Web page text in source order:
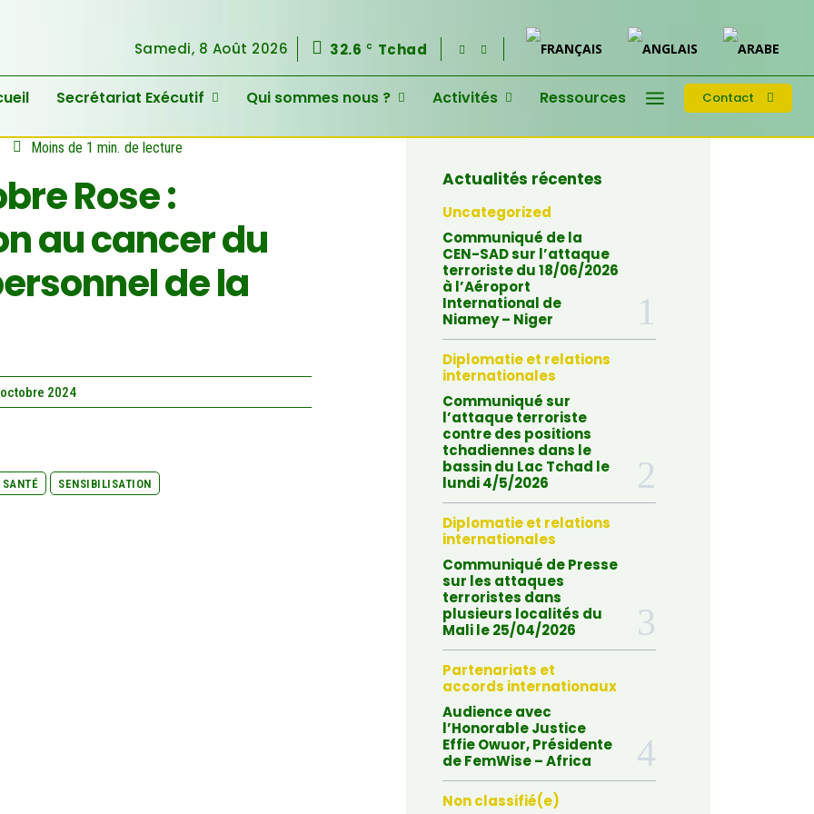
Samedi, 8 Août 2026 32.6 C Tchad
Secrétariat Exécutif Qui sommes nous ? Activités Ressources Contact
Moins de 1 min. de lecture
Rose :
au cancer du
de la
2024
SANTÉ SENSIBILISATION
Actualités récentes
Uncategorized
Communiqué de la
CEN-SAD sur l’attaque
terroriste du 18/06/2026
à l’Aéroport
International de
Niamey – Niger
Diplomatie et relations
internationales
Communiqué sur
l’attaque terroriste
contre des positions
tchadiennes dans le
bassin du Lac Tchad le
lundi 4/5/2026
Diplomatie et relations
internationales
Communiqué de Presse
sur les attaques
terroristes dans
plusieurs localités du
Mali le 25/04/2026
Partenariats et
accords internationaux
Audience avec
l’Honorable Justice
Effie Owuor, Présidente
de FemWise – Africa
Non classifié(e)